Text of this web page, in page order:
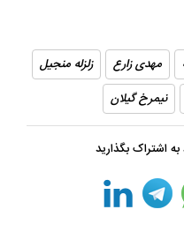
مهدی زارع
زلزله منجیل
نیمرخ گیلان
اشتراک بگذارید